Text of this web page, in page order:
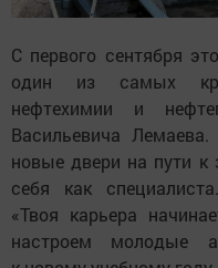
С первого сентября
один из самых
нефтехимии и
Васильевича
новые двери на пути к
себя как
«Твоя карьера
настроем молодые